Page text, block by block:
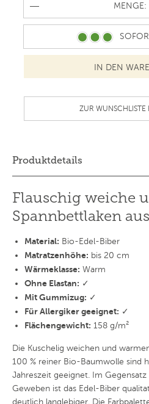
MENGE:
ZUR WUNSCHLISTE
Produktdetails
Flauschig weiche
Spannbettlaken
Material: Bio-Edel-Biber
Matratzenhöhe: bis 20 cm
Wärmeklasse: Warm
Ohne Elastan: ✓
Mit Gummizug: ✓
Für Allergiker geeignet: ✓
Flächengewicht: 158 g/m²
Die Kuschelig weichen und
100 % reiner Bio-Baumwolle sind
Jahreszeit geeignet. Im
Geweben ist das Edel-Biber
deutlich langlebiger. Die